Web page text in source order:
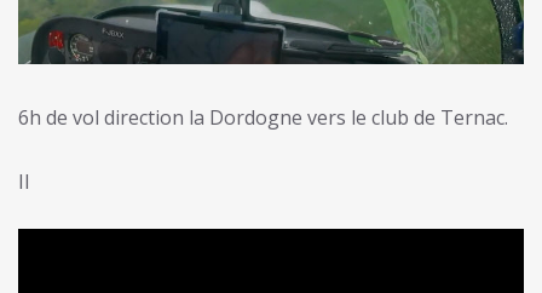
6h de vol direction la Dordogne vers le club de Ternac.
Il